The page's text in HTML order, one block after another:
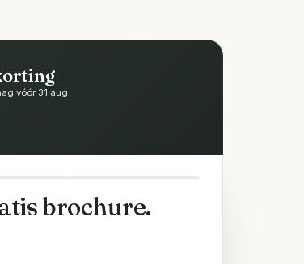
vóór 31 aug
brochure.